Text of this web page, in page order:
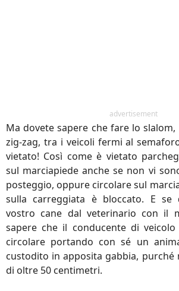
advertisement
Ma dovete sapere che fare lo
zig-zag, tra i veicoli fermi al
vietato! Così come è vietato
sul marciapiede anche se non vi
posteggio, oppure circolare sul
sulla carreggiata è bloccato. E se
vostro cane dal veterinario con il
sapere che il conducente di
circolare portando con sé un
custodito in apposita gabbia, purché
di oltre 50 centimetri.